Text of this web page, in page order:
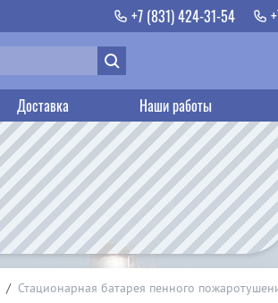
+7 (831) 424-31-54
Доставка Наши работы
/ Стационарная батарея пенного